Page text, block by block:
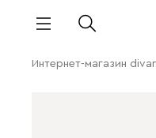
Интернет-магазин